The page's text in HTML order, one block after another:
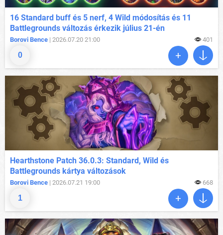
0
16 Standard buff és 5 nerf, 4 Wild módosítás és 11
Battlegrounds változás érkezik július 21-én
Borovi Bence | 2026.07.20 21:00 401
1
Hearthstone Patch 36.0.3: Standard, Wild és
Battlegrounds kártya változások
Borovi Bence | 2026.07.21 19:00 668